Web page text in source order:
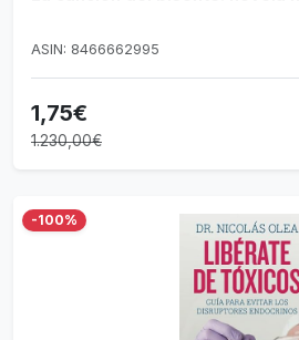
ASIN: 8466662995
1,75€
1.230,00€
-100%